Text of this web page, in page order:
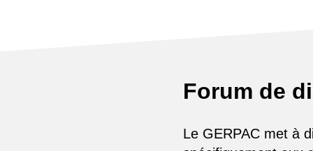
Forum de
Le GERPAC met à